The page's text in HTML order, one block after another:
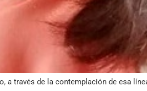
a través de la contemplación de esa